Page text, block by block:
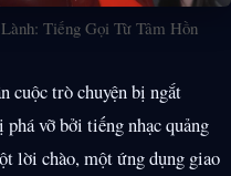
Tiếng Gọi Từ Tâm Hồn
cuộc trò chuyện bị ngắt
vỡ bởi tiếng nhạc quảng
lời chào, một ứng dụng giao